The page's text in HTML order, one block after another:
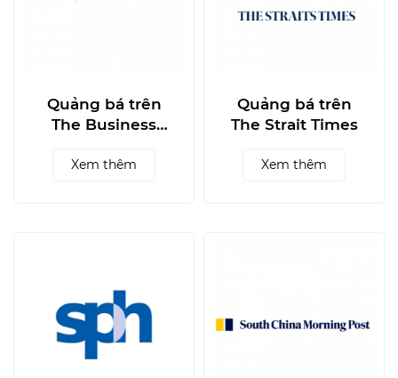
Quảng bá trên
The Business
Xem thêm
Quảng bá trên
The Strait Times
Xem thêm